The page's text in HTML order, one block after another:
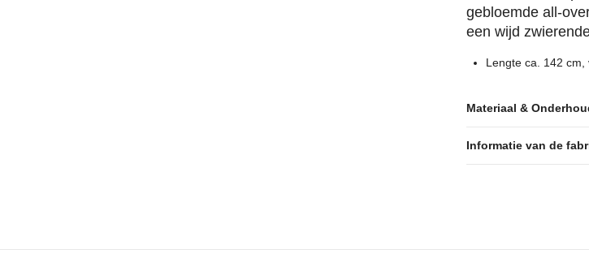
gebloemde all-
een wijd
Lengte ca. 142 cm,
Materiaal &
Informatie van de